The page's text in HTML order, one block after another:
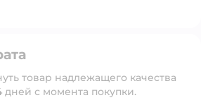
товар надлежащего качества
дней с момента покупки.